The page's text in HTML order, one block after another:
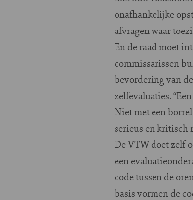
onafhankelijke
afvragen waar
En de raad moet
commissarissen
bevordering van
zelfevaluaties.
Niet met een
serieus en kritisch
De VTW doet zelf
een
code tussen de
basis vormen de